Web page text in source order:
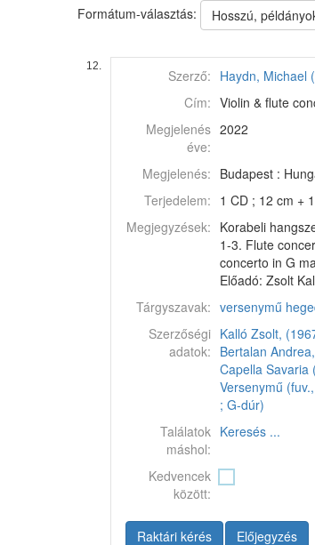
Formátum-választás: Hosszú,
12.
Szerző: Haydn, Michael
Cím: Violin & flute
Megjelenés
éve:
2022
Megjelenés: Budapest :
Terjedelem: 1 CD ; 12 cm +
Megjegyzések: Korabeli
1-3. Flute
concerto in G
Előadó: Zsolt
Tárgyszavak: versenymű
Szerzőségi
adatok:
Kalló Zsolt,
Bertalan
Capella Savaria
Versenymű
; G-dúr)
Találatok
máshol:
Keresés ...
Kedvencek
között:
Raktári kérés Előjegyzés